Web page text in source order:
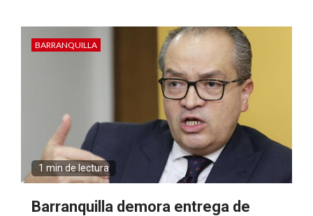
BARRANQUILLA
1 min de lectura
Barranquilla demora entrega de